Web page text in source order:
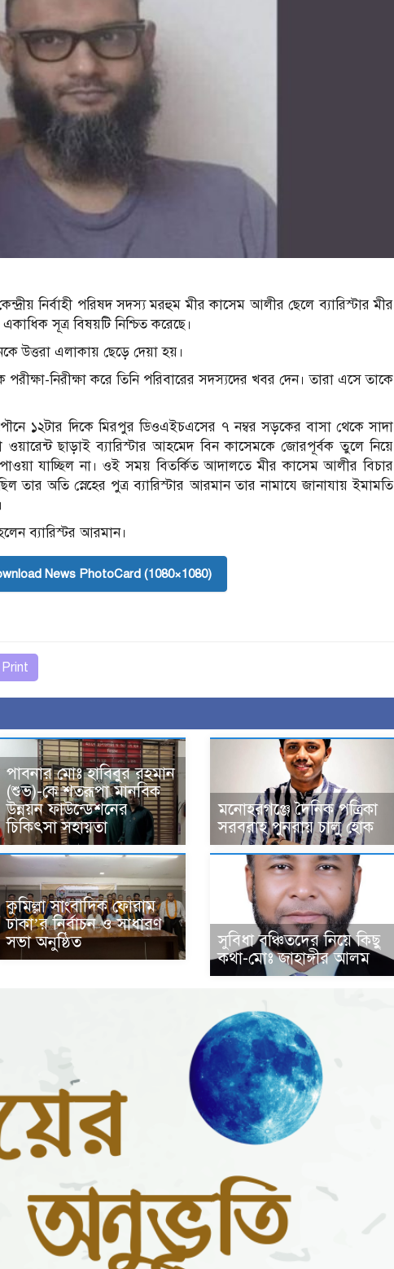
নির্বাহী পরিষদ সদস্য মরহুম মীর কাসেম আলীর ছেলে ব্যারিস্টার মীর
সূত্র বিষয়টি নিশ্চিত করেছে।
উত্তরা এলাকায় ছেড়ে দেয়া হয়।
নিরীক্ষা করে তিনি পরিবারের সদস্যদের খবর দেন। তারা এসে তাকে
১২টার দিকে মিরপুর ডিওএইচএসের ৭ নম্বর সড়কের বাসা থেকে সাদা
ছাড়াই ব্যারিস্টার আহমেদ বিন কাসেমকে জোরপূর্বক তুলে নিয়ে
যাচ্ছিল না। ওই সময় বিতর্কিত আদালতে মীর কাসেম আলীর বিচার
তার অতি স্নেহের পুত্র ব্যারিস্টার আরমান তার নামাযে জানাযায় ইমামতি
ব্যারিস্টর আরমান।
News PhotoCard (1080×1080)
Print
পাবনার মোঃ হাবিবুর রহমান
(শুভ)-কে শতরূপা মানবিক
উন্নয়ন ফাউন্ডেশনের
চিকিৎসা সহায়তা
মনোহরগঞ্জে দৈনিক পত্রিকা
সরবরাহ পুনরায় চালু হোক
কুমিল্লা সাংবাদিক ফোরাম
ঢাকা’র নির্বাচন ও সাধারণ
সভা অনুষ্ঠিত
সুবিধা বঞ্চিতদের নিয়ে কিছু
কথা-মোঃ জাহাঙ্গীর আলম